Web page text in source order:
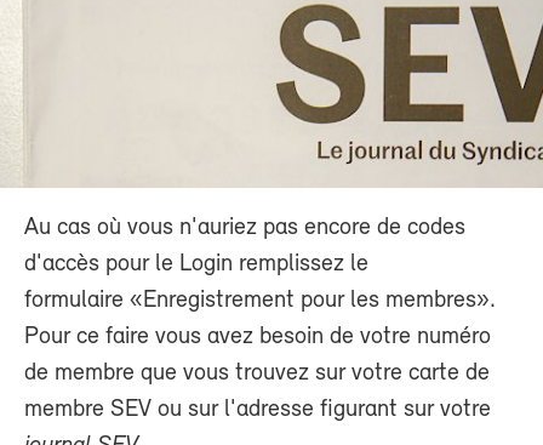
Au cas où vous n'auriez pas encore de codes
d'accès pour le Login remplissez le
formulaire «Enregistrement pour les membres».
Pour ce faire vous avez besoin de votre numéro
de membre que vous trouvez sur votre carte de
membre SEV ou sur l'adresse figurant sur votre